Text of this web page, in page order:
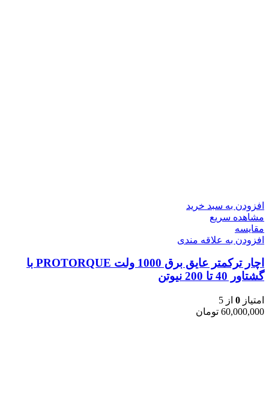
افزودن به سبد خرید
مشاهده سریع
مقایسه
افزودن به علاقه مندی
اچار ترکمتر عایق برق 1000 ولت PROTORQUE با
گشتاور 40 تا 200 نیوتن
امتیاز 0 از 5
60,000,000 تومان